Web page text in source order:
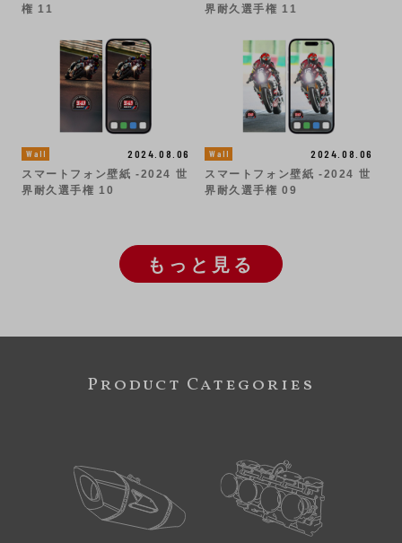
権 11
界耐久選手権 11
Wall
2024.08.06
スマートフォン壁紙 -2024 世
界耐久選手権 10
Wall
2024.08.06
スマートフォン壁紙 -2024 世
界耐久選手権 09
もっと見る
Product Categories